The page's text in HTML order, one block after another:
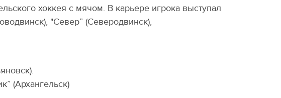
хоккея с мячом. В карьере игрока выступал
"Север” (Северодвинск),
(Архангельск)